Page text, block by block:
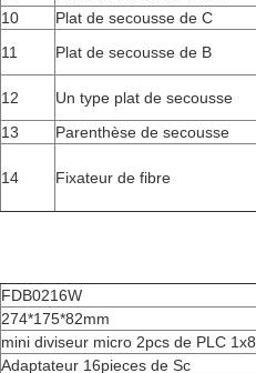
10 Plat de secousse de C
11 Plat de secousse de B
12 Un type plat de secousse
13 Parenthèse de secousse
14 Fixateur de fibre
FDB0216W
274*175*82mm
mini diviseur micro 2pcs de PLC 1x8
Adaptateur 16pieces de Sc